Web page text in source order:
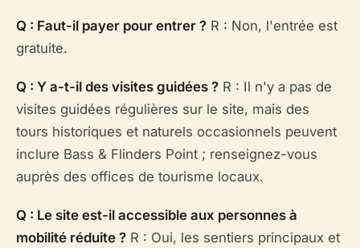
Q : Faut-il payer pour entrer ? R : Non, l'entrée est
gratuite.
Q : Y a-t-il des visites guidées ? R : Il n'y a pas de
visites guidées régulières sur le site, mais des
tours historiques et naturels occasionnels peuvent
inclure Bass & Flinders Point ; renseignez-vous
auprès des offices de tourisme locaux.
Q : Le site est-il accessible aux personnes à
mobilité réduite ? R : Oui, les sentiers principaux et